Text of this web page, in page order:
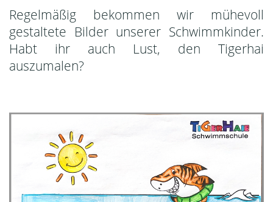
Regelmäßig bekommen wir mühevoll
gestaltete Bilder unserer Schwimmkinder.
Habt ihr auch Lust, den Tigerhai
auszumalen?